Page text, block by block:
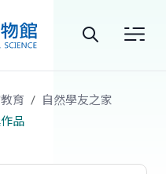
站
育
自然學友之家
品